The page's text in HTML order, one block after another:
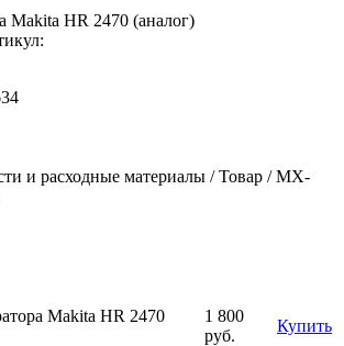
Makita HR 2470 (аналог)
и расходные материалы / Товар / MX-
Makita HR 2470
1 800
руб.
Купить